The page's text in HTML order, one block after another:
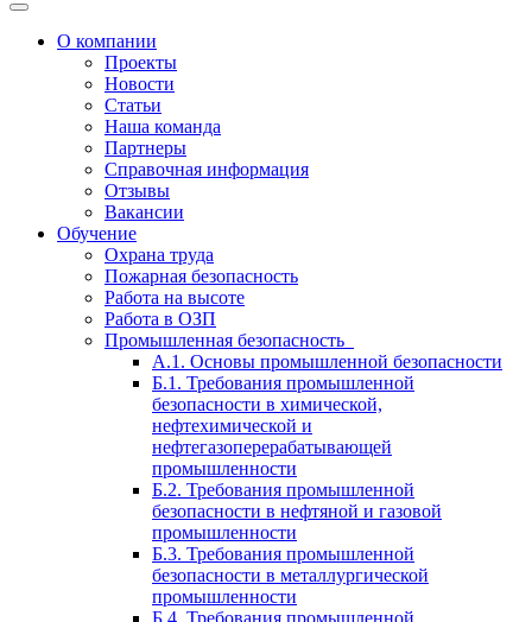
О компании
Проекты
Новости
Статьи
Наша команда
Партнеры
Справочная информация
Отзывы
Вакансии
Обучение
Охрана труда
Пожарная безопасность
Работа на высоте
Работа в ОЗП
Промышленная безопасность
А.1. Основы промышленной безопасности
Б.1. Требования промышленной
безопасности в химической,
нефтехимической и
нефтегазоперерабатывающей
промышленности
Б.2. Требования промышленной
безопасности в нефтяной и газовой
промышленности
Б.3. Требования промышленной
безопасности в металлургической
промышленности
Б.4. Требования промышленной